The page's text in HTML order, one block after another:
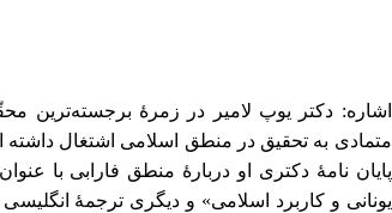
اشاره: دکتر یوپ لامیر در زمرۀ برجسته‌ترین
متمادی به تحقیق در منطق اسلامی اشتغال
پایان نامۀ دکتری او دربارۀ منطق فارابی با
یونانی و کاربرد اسلامی» و دیگری ترجمۀ